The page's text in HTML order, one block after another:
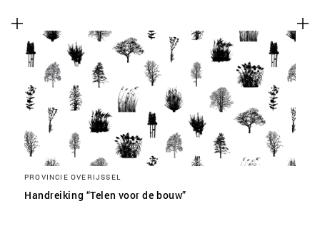
PROVINCIE OVERIJSSEL
Handreiking “Telen voor de bouw”